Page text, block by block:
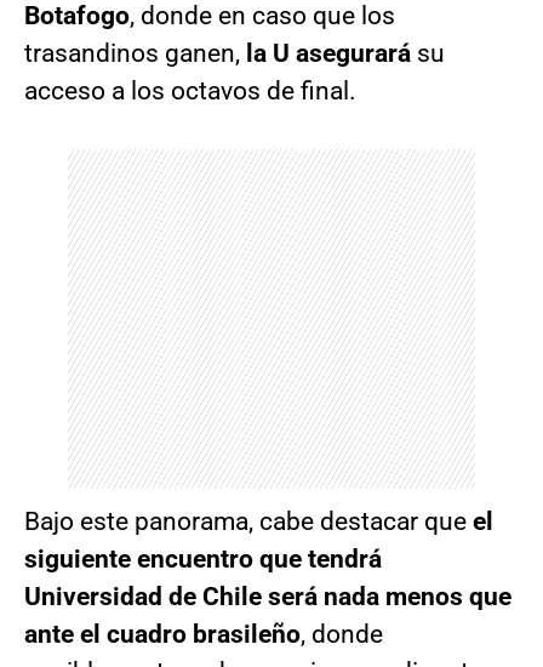
Botafogo, donde en caso que los
trasandinos ganen, la U asegurará su
acceso a los octavos de final.
Bajo este panorama, cabe destacar que el
siguiente encuentro que tendrá
Universidad de Chile será nada menos que
ante el cuadro brasileño, donde